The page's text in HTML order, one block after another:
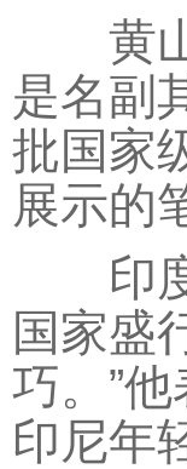
黄山
是名副
批国家
展示的
印度
国家盛
巧。”
印尼年